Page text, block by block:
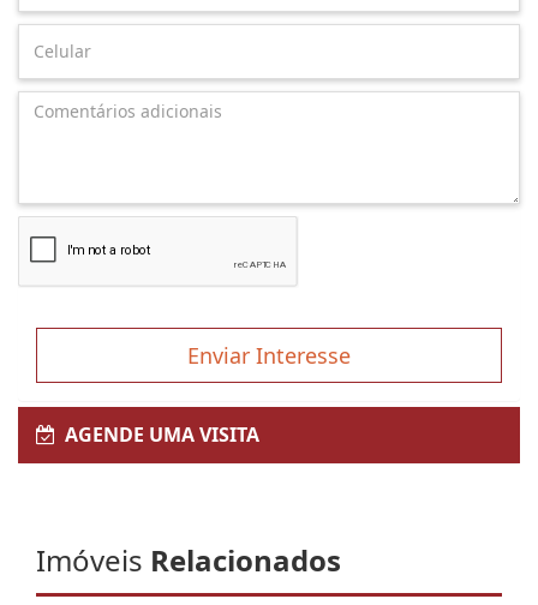
Enviar Interesse
AGENDE UMA VISITA
Imóveis Relacionados